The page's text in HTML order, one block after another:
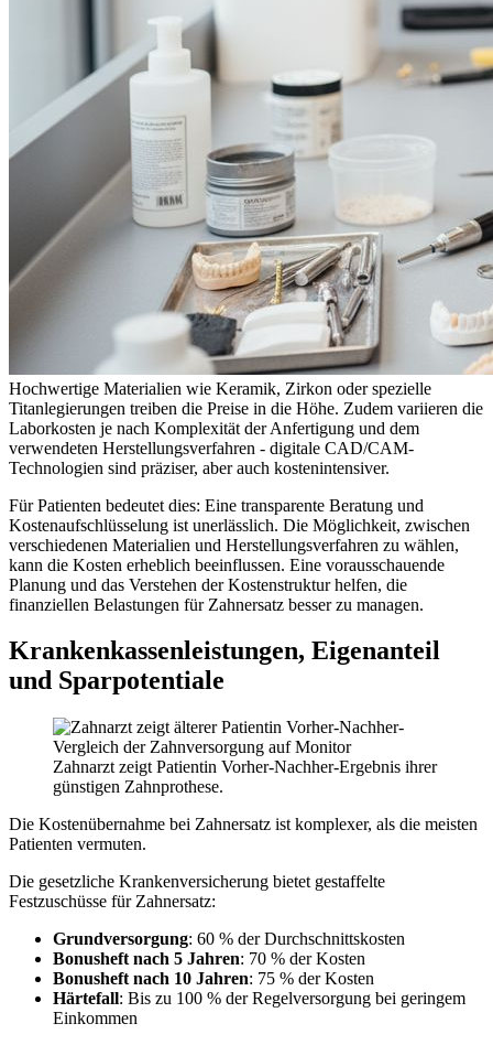
Hochwertige Materialien wie Keramik, Zirkon oder spezielle
Titanlegierungen treiben die Preise in die Höhe. Zudem variieren die
Laborkosten je nach Komplexität der Anfertigung und dem
verwendeten Herstellungsverfahren - digitale CAD/CAM-
Technologien sind präziser, aber auch kostenintensiver.
Für Patienten bedeutet dies: Eine transparente Beratung und
Kostenaufschlüsselung ist unerlässlich. Die Möglichkeit, zwischen
verschiedenen Materialien und Herstellungsverfahren zu wählen,
kann die Kosten erheblich beeinflussen. Eine vorausschauende
Planung und das Verstehen der Kostenstruktur helfen, die
finanziellen Belastungen für Zahnersatz besser zu managen.
Krankenkassenleistungen, Eigenanteil
und Sparpotentiale
Zahnarzt zeigt Patientin Vorher-Nachher-Ergebnis ihrer
günstigen Zahnprothese.
Die Kostenübernahme bei Zahnersatz ist komplexer, als die meisten
Patienten vermuten.
Die gesetzliche Krankenversicherung bietet gestaffelte
Festzuschüsse für Zahnersatz:
Grundversorgung: 60 % der Durchschnittskosten
Bonusheft nach 5 Jahren: 70 % der Kosten
Bonusheft nach 10 Jahren: 75 % der Kosten
Härtefall: Bis zu 100 % der Regelversorgung bei geringem
Einkommen